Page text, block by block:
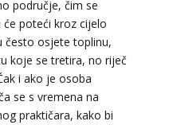
područje, čim se
poteći kroz cijelo
često osjete toplinu,
koje se tretira, no riječ
i ako je osoba
se s vremena na
praktičara, kako bi
anđeoske poruke
600-600
min